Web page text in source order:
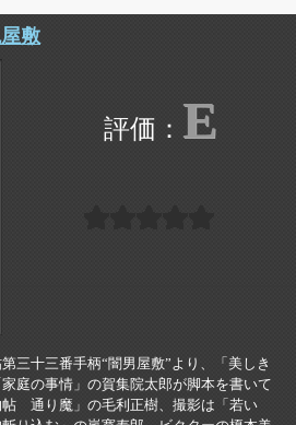
敷
E
三十三番手柄“闇男屋敷”より、「美しき
庭の事情」の賀集院太郎が脚本を書いて
帖 通り魔」の毛利正樹、撮影は「若い